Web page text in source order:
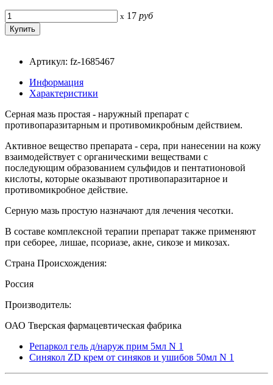
x 17 руб
Артикул: fz-1685467
Информация
Характеристики
Серная мазь простая - наружный препарат с
противопаразитарным и противомикробным действием.
Активное вещество препарата - сера, при нанесении на кожу
взаимодействует с органическими веществами с
последующим образованием сульфидов и пентатионовой
кислоты, которые оказывают противопаразитарное и
противомикробное действие.
Серную мазь простую назначают для лечения чесотки.
В составе комплексной терапии препарат также применяют
при себорее, лишае, псориазе, акне, сикозе и микозах.
Страна Происхождения:
Россия
Производитель:
ОАО Тверская фармацевтическая фабрика
Репаркол гель д/наруж прим 5мл N 1
Синякол ZD крем от синяков и ушибов 50мл N 1